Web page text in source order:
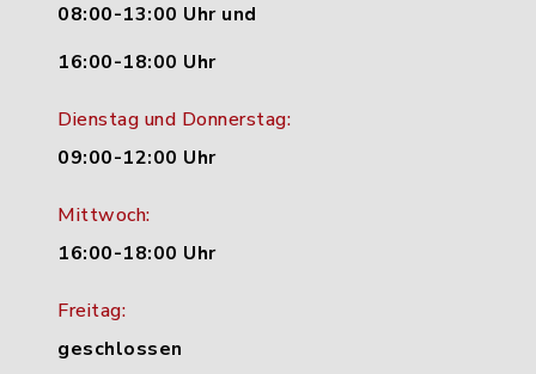
08:00-13:00 Uhr und
16:00-18:00 Uhr
Dienstag und Donnerstag:
09:00-12:00 Uhr
Mittwoch:
16:00-18:00 Uhr
Freitag:
geschlossen